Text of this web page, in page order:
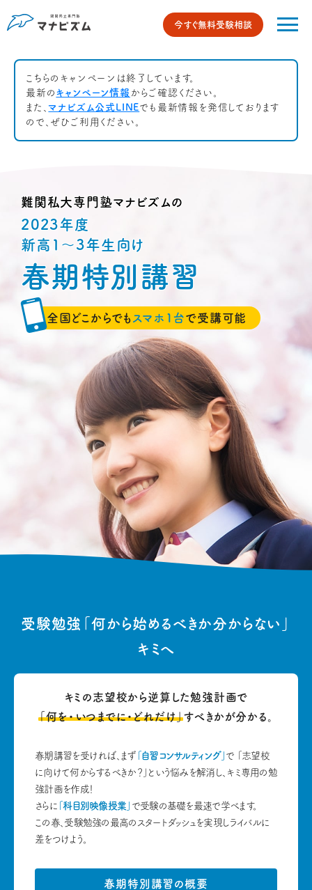
今すぐ無料受験相談
こちらのキャンペーンは終了しています。
最新の キャンペーン情報 からご確認ください。
また、マナビズム公式LINEでも最新情報を発信しております
ので、ぜひご利用ください。
難関私大専門塾マナビズムの
2023年度
新高1～3年生向け
春期特別講習
全国どこからでも スマホ1台で受講可能
受験勉強
「何から始めるべきか分からない」
キミへ
キミの志望校から逆算した勉強計画で
「何を・いつまでに・どれだけ」すべきかが分かる。
春期講習を受ければ、まず 「自習コンサルティング」 で 「志望校
に向けて何からするべきか？」という悩みを解消し、キミ専用の勉
強計画を作成！
さらに 「科目別映像授業」 で受験の基礎を最速で学べます。
この春、受験勉強の最高のスタートダッシュを実現しライバルに
差をつけよう。
春期特別講習の概要